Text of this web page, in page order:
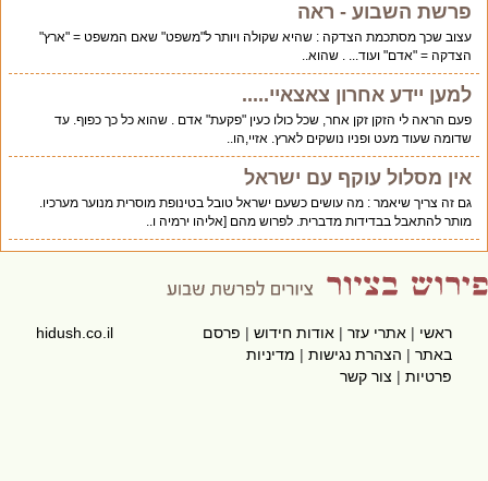
פרשת השבוע - ראה
עצוב שכך מסתכמת הצדקה : שהיא שקולה ויותר ל"משפט" שאם המשפט = "ארץ"
הצדקה = "אדם" ועוד... . שהוא..
למען יידע אחרון צאצאיי.....
פעם הראה לי הזקן זקן אחר, שכל כולו כעין "פקעת" אדם . שהוא כל כך כפוף. עד
שדומה שעוד מעט ופניו נושקים לארץ. אזיי,הו..
אין מסלול עוקף עם ישראל
גם זה צריך שיאמר : מה עושים כשעם ישראל טובל בטינופת מוסרית מנוער מערכיו.
מותר להתאבל בבדידות מדברית. לפרוש מהם [אליהו ירמיה ו..
ראשי|אתרי עזר|אודות חידוש|פרסם
באתר|הצהרת נגישות|מדיניות
פרטיות|צור קשר
hidush.co.il